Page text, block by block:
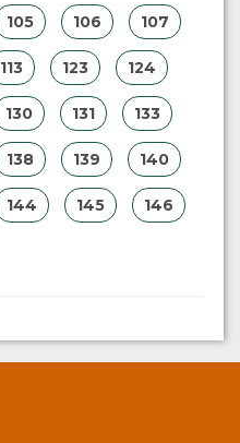
105 106 107
113 123 124
130 131 133
138 139 140
144 145 146